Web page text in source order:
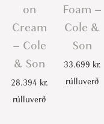
on
Cream
– Cole
& Son
28.394 kr.
rúlluverð
Foam –
Cole &
Son
33.699 kr.
rúlluverð